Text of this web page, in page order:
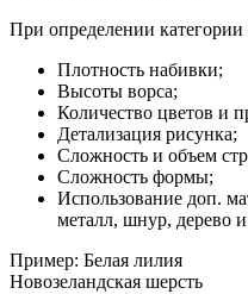
При определении
Плотность набивки;
Высоты ворса;
Количество цветов и
Детализация рисунка;
Сложность и объем
Сложность формы;
Использование доп.
металл, шнур, дерево
Пример: Белая лилия
Новозеландская шерсть